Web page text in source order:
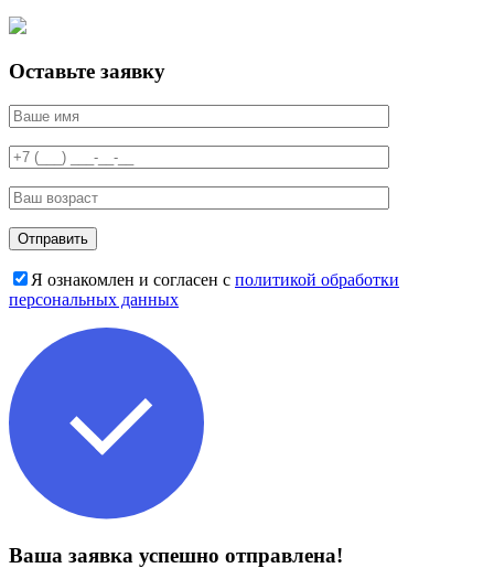
Оставьте заявку
Я ознакомлен и согласен с политикой обработки
персональных данных
Ваша заявка успешно отправлена!